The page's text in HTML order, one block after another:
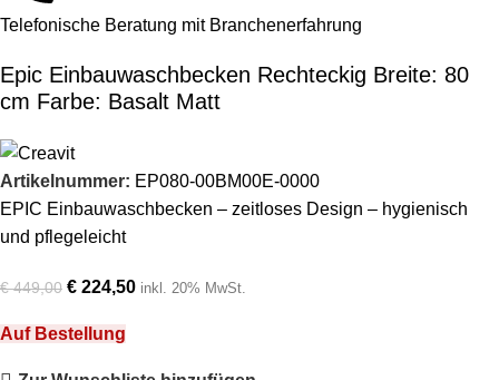
Telefonische Beratung mit Branchenerfahrung
Epic Einbauwaschbecken Rechteckig Breite: 80
cm Farbe: Basalt Matt
Artikelnummer: EP080-00BM00E-0000
EPIC Einbauwaschbecken – zeitloses Design – hygienisch
und pflegeleicht
€449,00 € 224,50 inkl. 20% MwSt.
Auf Bestellung